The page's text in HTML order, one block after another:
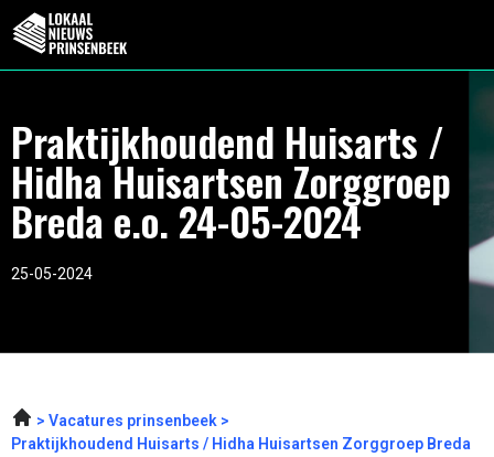
Praktijkhoudend Huisarts /
Hidha Huisartsen Zorggroep
Breda e.o. 24-05-2024
25-05-2024
Vacatures prinsenbeek
Praktijkhoudend Huisarts / Hidha Huisartsen Zorggroep Breda